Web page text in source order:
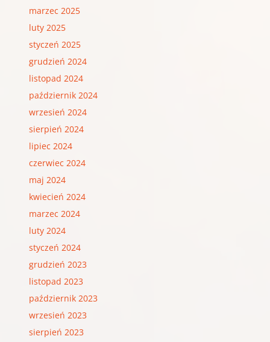
marzec 2025
luty 2025
styczeń 2025
grudzień 2024
listopad 2024
październik 2024
wrzesień 2024
sierpień 2024
lipiec 2024
czerwiec 2024
maj 2024
kwiecień 2024
marzec 2024
luty 2024
styczeń 2024
grudzień 2023
listopad 2023
październik 2023
wrzesień 2023
sierpień 2023